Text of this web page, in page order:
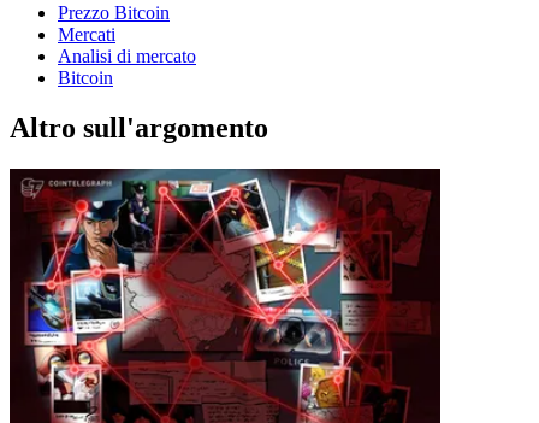
Prezzo Bitcoin
Mercati
Analisi di mercato
Bitcoin
Altro sull'argomento